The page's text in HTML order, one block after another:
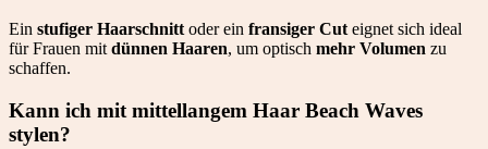
Ein stufiger Haarschnitt oder ein fransiger Cut eignet sich ideal
für Frauen mit dünnen Haaren, um optisch mehr Volumen zu
schaffen.
Kann ich mit mittellangem Haar Beach Waves
stylen?